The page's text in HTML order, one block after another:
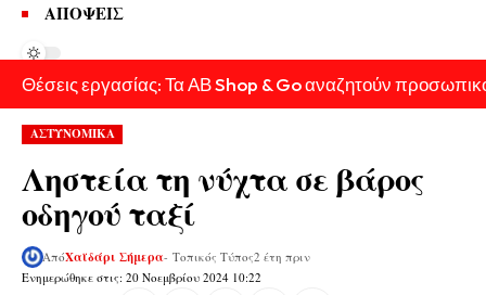
ΑΠΟΨΕΙΣ
Θέσεις εργασίας: Τα ΑΒ Shop & Go αναζητούν
ΑΣΤΥΝΟΜΙΚΑ
Ληστεία τη νύχτα σε βάρος
οδηγού ταξί
Ενημερώθηκε στις: 20 Νοεμβρίου 2024 10:22
ΑπόΧαϊδάρι Σήμερα- Τοπικός Τύπος2 έτη πριν